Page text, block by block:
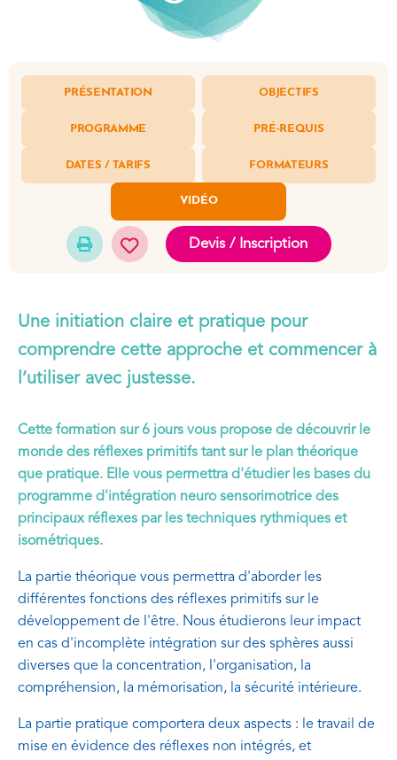
PRÉSENTATION OBJECTIFS
PROGRAMME PRÉ-REQUIS
DATES / TARIFS FORMATEURS
VIDÉO
Devis / Inscription
Une initiation claire et pratique pour
comprendre cette approche et commencer à
l’utiliser avec justesse.
Cette formation sur 6 jours vous propose de découvrir le
monde des réflexes primitifs tant sur le plan théorique
que pratique. Elle vous permettra d'étudier les bases du
programme d'intégration neuro sensorimotrice des
principaux réflexes par les techniques rythmiques et
isométriques.
La partie théorique vous permettra d'aborder les
différentes fonctions des réflexes primitifs sur le
développement de l'être. Nous étudierons leur impact
en cas d'incomplète intégration sur des sphères aussi
diverses que la concentration, l'organisation, la
compréhension, la mémorisation, la sécurité intérieure.
La partie pratique comportera deux aspects : le travail de
mise en évidence des réflexes non intégrés, et